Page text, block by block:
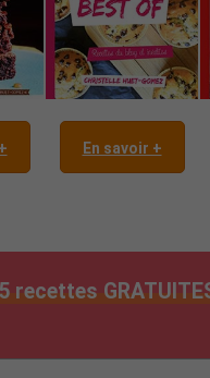
En savoir +
recettes